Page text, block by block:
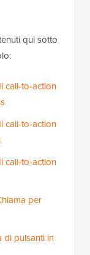
qui sotto
call-to-action
call-to-action
call-to-action
per
di pulsanti in